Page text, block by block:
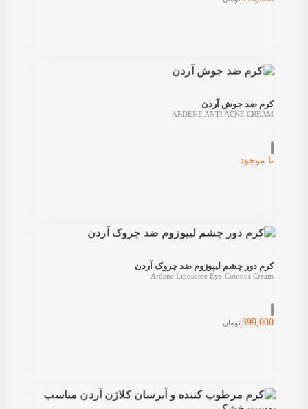
کرم ضد جوش آردن
ARDENE ANTI ACNE CREAM
نا موجود
کرم دور چشم لیپوزوم ضد چروک آردن
Ardene Liposome Eye-Contour Cream
399,000تومان